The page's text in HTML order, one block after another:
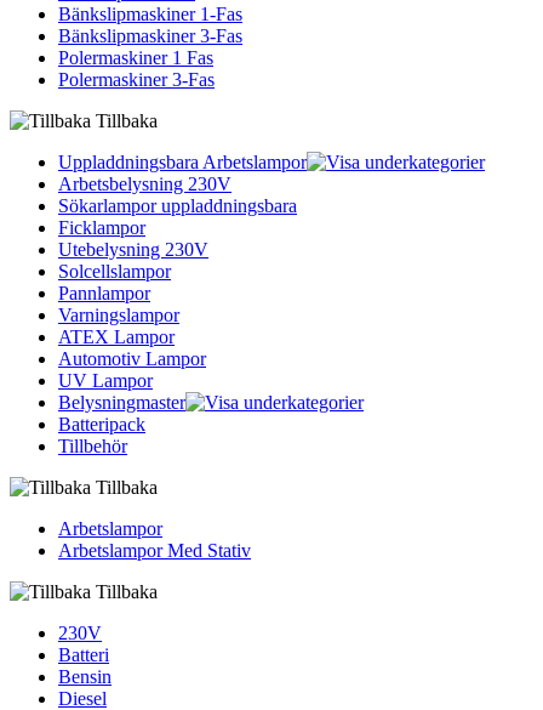
Bänkslipmaskiner 1-Fas
Bänkslipmaskiner 3-Fas
Polermaskiner 1 Fas
Polermaskiner 3-Fas
Tillbaka
Uppladdningsbara Arbetslampor
Arbetsbelysning 230V
Sökarlampor uppladdningsbara
Ficklampor
Utebelysning 230V
Solcellslampor
Pannlampor
Varningslampor
ATEX Lampor
Automotiv Lampor
UV Lampor
Belysningmaster
Batteripack
Tillbehör
Tillbaka
Arbetslampor
Arbetslampor Med Stativ
Tillbaka
230V
Batteri
Bensin
Diesel